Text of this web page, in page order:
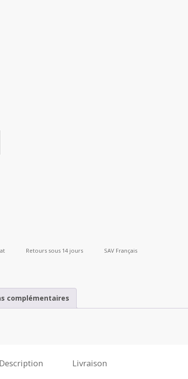
Retours sous 14 jours SAV Français
complémentaires
Description Livraison